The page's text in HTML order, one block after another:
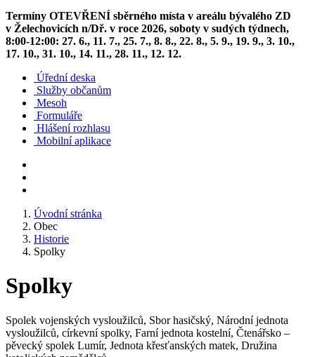
Termíny OTEVŘENÍ sběrného místa v areálu bývalého ZD
v Želechovicích n/Dř. v roce 2026, soboty v sudých týdnech,
8:00-12:00: 27. 6., 11. 7., 25. 7., 8. 8., 22. 8., 5. 9., 19. 9., 3. 10.,
17. 10., 31. 10., 14. 11., 28. 11., 12. 12.
Úřední deska
Služby občanům
Mesoh
Formuláře
Hlášení rozhlasu
Mobilní aplikace
Úvodní stránka
Obec
Historie
Spolky
Spolky
Spolek vojenských vysloužilců, Sbor hasičský, Národní jednota
vysloužilců, církevní spolky, Farní jednota kostelní, Čtenářsko –
pěvecký spolek Lumír, Jednota křesťanských matek, Družina